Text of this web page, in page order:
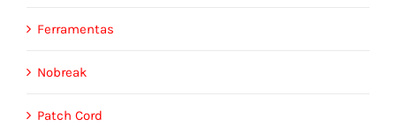
Ferramentas
Nobreak
Patch Cord